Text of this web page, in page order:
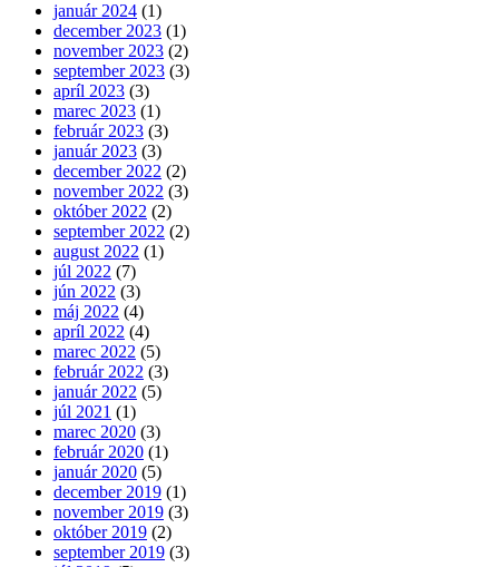
január 2024 (1)
december 2023 (1)
november 2023 (2)
september 2023 (3)
apríl 2023 (3)
marec 2023 (1)
február 2023 (3)
január 2023 (3)
december 2022 (2)
november 2022 (3)
október 2022 (2)
september 2022 (2)
august 2022 (1)
júl 2022 (7)
jún 2022 (3)
máj 2022 (4)
apríl 2022 (4)
marec 2022 (5)
február 2022 (3)
január 2022 (5)
júl 2021 (1)
marec 2020 (3)
február 2020 (1)
január 2020 (5)
december 2019 (1)
november 2019 (3)
október 2019 (2)
september 2019 (3)